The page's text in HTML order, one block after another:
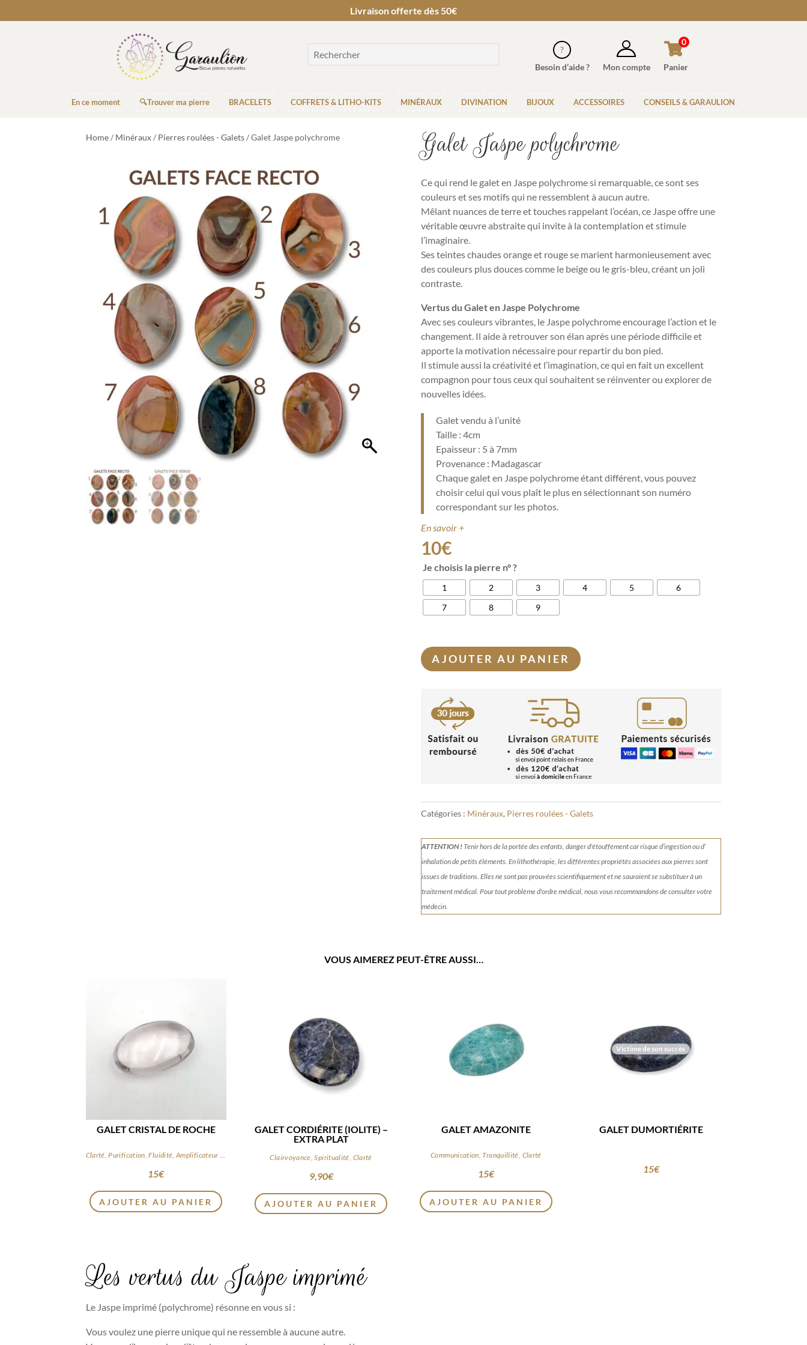
Livraison offerte dès 50€
Besoin d’aide ? Mon compte Panier
0
En ce moment 🔍Trouver ma pierre BRACELETS COFFRETS & LITHO-KITS MINÉRAUX DIVINATION BIJOUX ACCESSOIRES CONSEILS & GARAULION
Home/ Minéraux/ Pierres roulées - Galets/ Galet Jaspe polychrome Galet Jaspe polychrome
Ce qui rend le galet en Jaspe polychrome si remarquable, ce sont ses
couleurs et ses motifs qui ne ressemblent à aucun autre.
Mêlant nuances de terre et touches rappelant l’océan, ce Jaspe offre une
véritable œuvre abstraite qui invite à la contemplation et stimule
l’imaginaire.
Ses teintes chaudes orange et rouge se marient harmonieusement avec
des couleurs plus douces comme le beige ou le gris-bleu, créant un joli
contraste.
Vertus du Galet en Jaspe Polychrome
Avec ses couleurs vibrantes, le Jaspe polychrome encourage l’action et le
changement. Il aide à retrouver son élan après une période difficile et
apporte la motivation nécessaire pour repartir du bon pied.
Il stimule aussi la créativité et l’imagination, ce qui en fait un excellent
compagnon pour tous ceux qui souhaitent se réinventer ou explorer de
nouvelles idées.
Galet vendu à l’unité
Taille : 4cm
Epaisseur : 5 à 7mm
Provenance : Madagascar
Chaque galet en Jaspe polychrome étant différent, vous pouvez
choisir celui qui vous plaît le plus en sélectionnant son numéro
correspondant sur les photos.
En savoir +
10€
Je choisis la pierre n° ?
1 2 3 4 5
6
7
8 9
AJOUTER AU PANIER
Catégories : Minéraux, Pierres roulées - Galets
ATTENTION !Tenirhors de la portée des enfants, danger d'étouffement car risque d’ingestion ou d’
inhalation de petits éléments.En lithothérapie, les différentes propriétés associées aux pierres sont
issues de traditions. Elles ne sont pas prouvées scientifiquement et ne sauraient se substituer à un
traitement médical. Pour tout problème d'ordre médical, nous vous recommandons de consulter votre
médecin.
VOUS AIMEREZ PEUT-ÊTRE AUSSI…
GALET CRISTAL DE ROCHE
Clarté, Purification, Fluidité, Amplificateur d’énergie
15€
AJOUTER AU PANIER
GALET CORDIÉRITE (IOLITE) –
EXTRA PLAT
Clairvoyance, Spiritualité, Clarté
9,90€
AJOUTER AU PANIER
GALET AMAZONITE
Communication, Tranquillité, Clarté
15€
AJOUTER AU PANIER
Victime de son succès
GALET DUMORTIÉRITE
15€
Les vertus du Jaspe imprimé
Le Jaspe imprimé (polychrome) résonne en vous si :
Vous voulez une pierre unique qui ne ressemble à aucune autre.